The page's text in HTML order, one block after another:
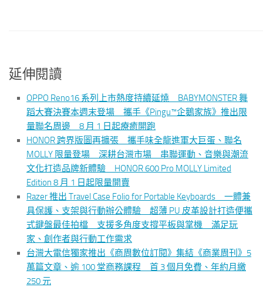
延伸閱讀
OPPO Reno16 系列上市熱度持續延燒 BABYMONSTER 舞
蹈大賽決賽本週末登場 攜手《Pingu™企鵝家族》推出限
量聯名周邊 8 月 1 日起療癒開跑
HONOR 跨界版圖再擴張 攜手味全龍進軍大巨蛋、聯名
MOLLY 限量登場 深耕台灣市場 串聯運動、音樂與潮流
文化打造品牌新體驗 HONOR 600 Pro MOLLY Limited
Edition 8 月 1 日起限量開賣
Razer 推出 Travel Case Folio for Portable Keyboards 一體兼
具保護、支架與行動辦公體驗 超薄 PU 皮革設計打造便攜
式鍵盤最佳拍檔 支援多角度支撐平板與掌機 滿足玩
家、創作者與行動工作需求
台灣大電信獨家推出《商周數位訂閱》集結《商業周刊》5
萬篇文章、逾 100 堂商務課程 首 3 個月免費、年約月繳
250 元